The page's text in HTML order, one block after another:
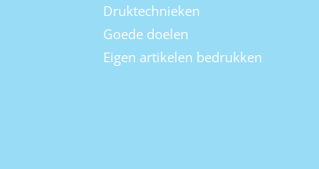
Druktechnieken
Goede doelen
Eigen artikelen bedrukken